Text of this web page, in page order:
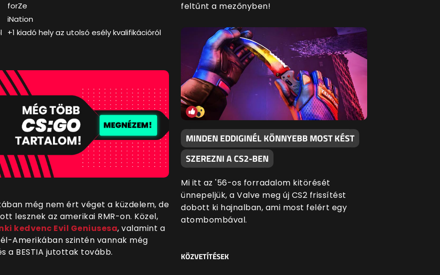
forZe
iNation
+1 kiadó hely az utolsó esély kvalifikációról
még nem ért véget a küzdelem, de
lesznek az amerikai RMR-on. Közel,
kedvenc Evil Geniusesa, valamint a
Amerikában szintén vannak még
a BESTIA jutottak tovább.
feltűnt a mezőnyben!
MINDEN EDDIGINÉL KÖNNYEBB MOST KÉST
SZEREZNI A CS2-BEN
Mi itt az '56-os forradalom kitörését
ünnepeljük, a Valve meg új CS2 frissítést
dobott ki hajnalban, ami most felért egy
atombombával.
KÖZVETÍTÉSEK